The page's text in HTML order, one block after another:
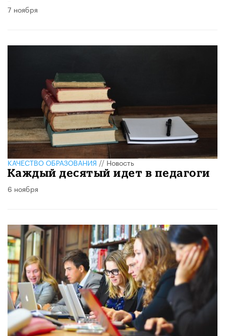
7 ноября
КАЧЕСТВО ОБРАЗОВАНИЯ//Новость
Каждый десятый идет в педагоги
6 ноября